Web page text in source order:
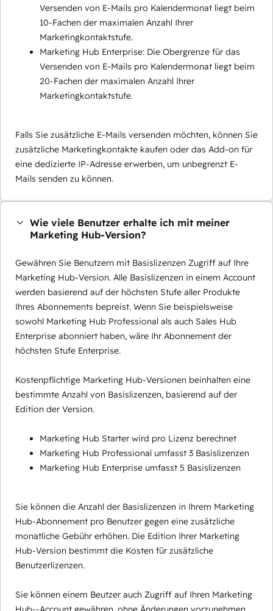
Versenden von E-Mails pro Kalendermonat liegt beim
10-Fachen der maximalen Anzahl Ihrer
Marketingkontaktstufe.
Marketing Hub Enterprise: Die Obergrenze für das
Versenden von E-Mails pro Kalendermonat liegt beim
20-Fachen der maximalen Anzahl Ihrer
Marketingkontaktstufe.
Falls Sie zusätzliche E-Mails versenden möchten, können Sie
zusätzliche Marketingkontakte kaufen oder das Add-on für
eine dedizierte IP-Adresse erwerben, um unbegrenzt E-
Mails senden zu können.
Wie viele Benutzer erhalte ich mit meiner
Marketing Hub-Version?
Gewähren Sie Benutzern mit Basislizenzen Zugriff auf Ihre
Marketing Hub-Version. Alle Basislizenzen in einem Account
werden basierend auf der höchsten Stufe aller Produkte
Ihres Abonnements bepreist. Wenn Sie beispielsweise
sowohl Marketing Hub Professional als auch Sales Hub
Enterprise abonniert haben, wäre Ihr Abonnement der
höchsten Stufe Enterprise.
Kostenpflichtige Marketing Hub-Versionen beinhalten eine
bestimmte Anzahl von Basislizenzen, basierend auf der
Edition der Version.
Marketing Hub Starter wird pro Lizenz berechnet
Marketing Hub Professional umfasst 3 Basislizenzen
Marketing Hub Enterprise umfasst 5 Basislizenzen
Sie können die Anzahl der Basislizenzen in Ihrem Marketing
Hub-Abonnement pro Benutzer gegen eine zusätzliche
monatliche Gebühr erhöhen. Die Edition Ihrer Marketing
Hub-Version bestimmt die Kosten für zusätzliche
Benutzerlizenzen.
Sie können einem Beutzer auch Zugriff auf Ihren Marketing